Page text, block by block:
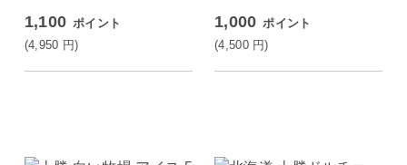
1,100 ポイント
(4,950 円)
1,000 ポイント
(4,500 円)